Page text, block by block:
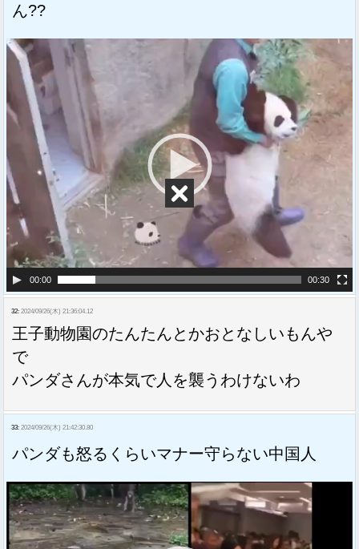
ん??
動
レ
ヤ
ー
00:00 00:30
32: 2024/09/26(木) 21:36:04.12
王子動物園のたんたんとかおとなしいもんや
で
パンダさんが本気で人を襲うわけないわ
33: 2024/09/26(木) 21:42:30.80
パンダも怒るくらいマナー守らない中国人
動
画
プ